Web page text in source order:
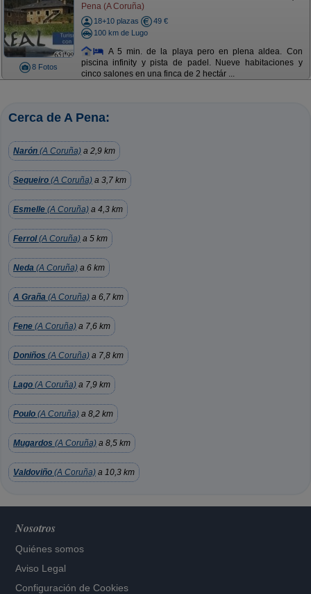
8 Fotos
Pena (A Coruña)
18+10 plazas
49 €
100 km de Lugo
A 5 min. de la playa pero en plena aldea. Con
piscina infinity y pista de padel. Nueve habitaciones y
cinco salones en una finca de 2 hectár ...
Cerca de A Pena:
Narón (A Coruña) a 2,9 km
Sequeiro (A Coruña) a 3,7 km
Esmelle (A Coruña) a 4,3 km
Ferrol(A Coruña) a 5 km
Neda (A Coruña) a 6 km
A Graña (A Coruña) a 6,7 km
Fene (A Coruña) a 7,6 km
Doniños (A Coruña) a 7,8 km
Lago (A Coruña) a 7,9 km
Poulo (A Coruña) a 8,2 km
Mugardos (A Coruña) a 8,5 km
Valdoviño (A Coruña) a 10,3 km
Nosotros
Quiénes somos
Aviso Legal
Configuración de Cookies